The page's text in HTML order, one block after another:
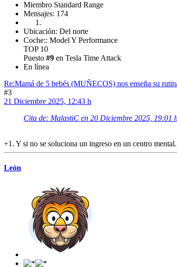
Miembro Standard Range
Mensajes: 174
Ubicación: Del norte
Coche:: Model Y Performance
TOP 10
Puesto #9 en Tesla Time Attack
En línea
Re:Mamá de 5 bebés (MUÑECOS) nos enseña su
#3
21 Diciembre 2025, 12:43 h
Cita de: MalastiC en 20 Diciembre 2025, 19:01
+1. Y si no se soluciona un ingreso en un centro mental.
León